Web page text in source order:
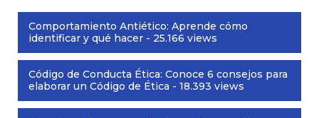
Comportamiento Antiético: Aprende cómo
identificar y qué hacer - 25.166 views
Código de Conducta Ética: Conoce 6 consejos para
elaborar un Código de Ética - 18.393 views